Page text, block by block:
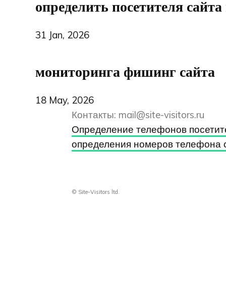
определить посетителя
31 Jan, 2026
мониторинга фишинг сайта
18 May, 2026
Контакты: mail@site-visitors.ru
Определение телефонов
определения номеров телефона
© Site-Visitors ltd.